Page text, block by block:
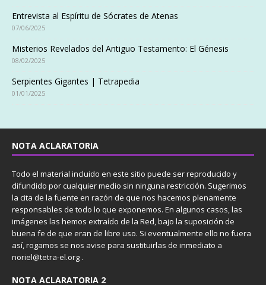
Entrevista al Espíritu de Sócrates de Atenas
07/06/2025
Misterios Revelados del Antiguo Testamento: El Génesis
08/02/2025
Serpientes Gigantes | Tetrapedia
01/01/2025
NOTA ACLARATORIA
Todo el material incluido en este sitio puede ser reproducido y
difundido por cualquier medio sin ninguna restricción. Sugerimos
la cita de la fuente en razón de que nos hacemos plenamente
responsables de todo lo que exponemos. En algunos casos, las
imágenes las hemos extraído de la Red, bajo la suposición de
buena fe de que eran de libre uso. Si eventualmente ello no fuera
así, rogamos se nos avise para sustituirlas de inmediato a
noriel@tetra-el.org .
NOTA ACLARATORIA 2